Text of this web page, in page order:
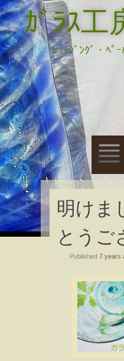
ｶﾞﾗｽ工
ﾋｭｰｼﾞﾝｸﾞ・ﾍﾟ
Skip
to
明けま
とうご
Published 7 years